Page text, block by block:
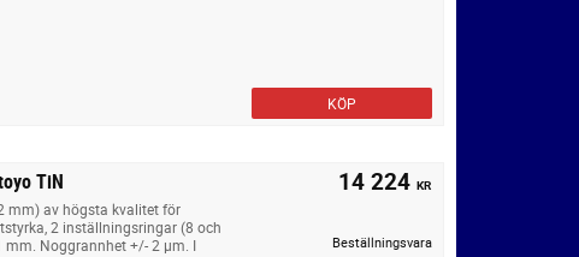
KÖP
TiN
mm) av högsta kvalitet för
2 inställningsringar (8 och
Noggrannhet +/- 2 µm. I
14 224 KR
Beställningsvara